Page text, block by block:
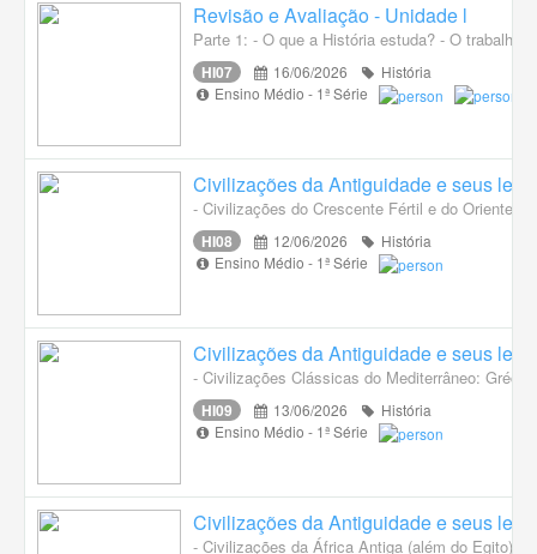
Revisão e Avaliação - Unidade l
Parte 1: - O que a História estuda? - O
HI07 16/06/2026
História
Ensino Médio - 1ª Série
Civilizações da Antiguidade e seus
- Civilizações do Crescente Fértil e do Oriente
HI08 12/06/2026
História
Ensino Médio - 1ª Série
Civilizações da Antiguidade e seus
- Civilizações Clássicas do Mediterrâneo:
HI09 13/06/2026
História
Ensino Médio - 1ª Série
Civilizações da Antiguidade e seus
- Civilizações da África Antiga (além do Egito):